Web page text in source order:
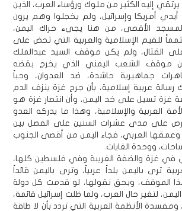
إليه الكثير من ملوك ورؤساء العرب، الذين
أمريكا وإسرائيل، ولم يخجلوا وهم يرون
الأقصى، من هنا يجيء حراك اليمن،
للقيم الإسلامية والعربية التي تحض على
القتال، ولم يكن موقف السيد عبدالملك
موقف الشعب اليمني الذي يخرج بقضه
جماهيرية حاشدة، ضد العدوان، وحباً
عربية إسلامية، بأن جرح غزة ينزف الدم
غزة تسيل على خد اليمن، وأن انتصار غزة هو
العربية والإسلامية، وهذا ما يدركه العدو
على مدى عشرات السنين على الفصل بين
وعمقها العربي، فجاء اليمن من أقصى الجنوب
ووحدة الغايات.
في غزة والضفة الغريبة وفي فلسطين كلها،
ترى باليمن بلداً عربياً، وترى باليمن قائداً
الموقف، وبحق نقولها، لو قدمت كل دولة
لتغير حال العرب، ولما ظلت إسرائيل قائمة،
الأنظمة العربية التي تردد بأن لا طاقة